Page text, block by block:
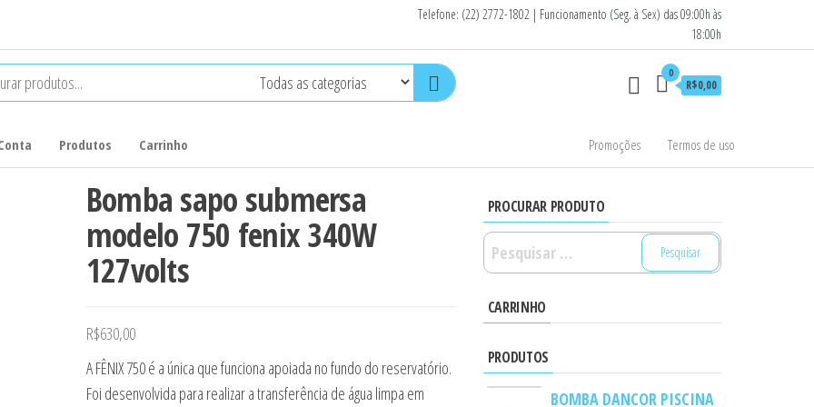
Telefone: (22) 2772-1802 | Funcionamento (Seg. à Sex) das 09:00h às
18:00h
0
R$0,00
Produtos Carrinho Promoções Termos de uso
Bomba sapo submersa
modelo 750 fenix 340W
127volts
R$630,00
A FÊNIX 750 é a única que funciona apoiada no fundo do reservatório.
Foi desenvolvida para realizar a transferência de água limpa em
PROCURAR PRODUTO
Pesquisar
por:
CARRINHO
PRODUTOS
BOMBA DANCOR PISCINA